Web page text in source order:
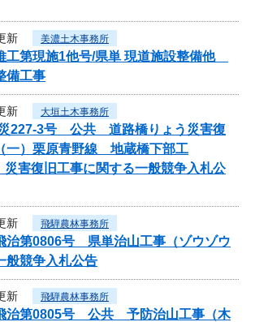
新 美濃土木事務所
工第現施1他号/県単 現道施設整備他
備工事
新 大垣土木事務所
227-3号 公共 道路橋りょう災害復
一）栗原青野線 地蔵橋下部工
災害復旧工事に関する一般競争入札公
新 飛騨農林事務所
治第0806号 県単治山工事（ゾウゾウ
般競争入札公告
新 飛騨農林事務所
治第0805号 公共 予防治山工事（木